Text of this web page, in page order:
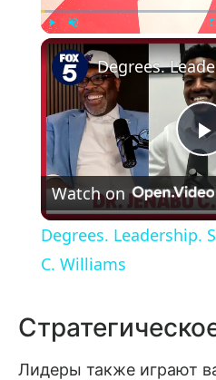
Watch on
Degrees. Leadership.
C. Williams
Лидеры также играют